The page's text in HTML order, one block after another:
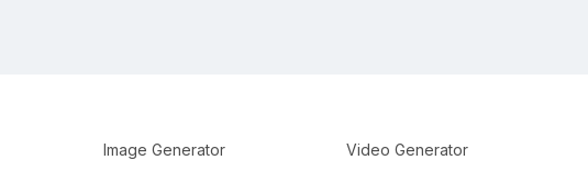
Image Generator Video Generator